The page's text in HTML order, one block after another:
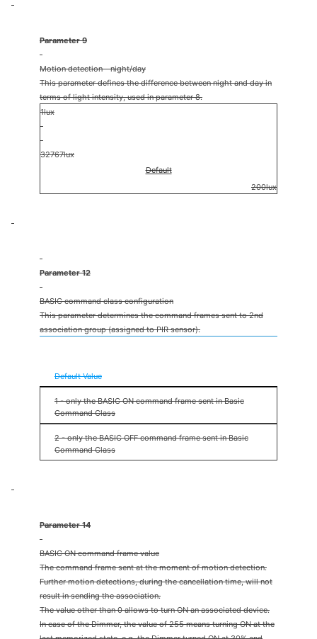
Parameter 9
Motion detection - night/day
This parameter defines the difference between night and day in
terms of light intensity, used in parameter 8.
1lux
32767lux
Default
200lux
Parameter 12
BASIC command class configuration
This parameter determines the command frames sent to 2nd
association group (assigned to PIR sensor).
Default Value
1 - only the BASIC ON command frame sent in Basic
Command Class
2 - only the BASIC OFF command frame sent in Basic
Command Class
Parameter 14
BASIC ON command frame value
The command frame sent at the moment of motion detection.
Further motion detections, during the cancellation time, will not
result in sending the association.
The value other than 0 allows to turn ON an associated device.
In case of the Dimmer, the value of 255 means turning ON at the